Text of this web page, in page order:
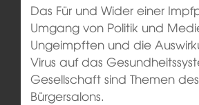
Das Für und Wider einer
Umgang von Politik und
Ungeimpften und die
Virus auf das
Gesellschaft sind Themen
Bürgersalons.